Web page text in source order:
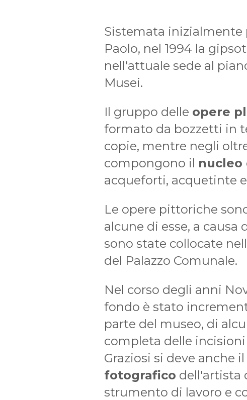
Sistemata inizialmente
Paolo, nel 1994 la
nell'attuale sede al
Musei.
Il gruppo delle opere
formato da bozzetti in
copie, mentre negli
compongono il nucleo
acqueforti, acquetinte
Le opere pittoriche
alcune di esse, a
sono state collocate
del Palazzo Comunale.
Nel corso degli anni
fondo è stato
parte del museo, di
completa delle incisioni
Graziosi si deve anche
fotografico dell'artista
strumento di lavoro e